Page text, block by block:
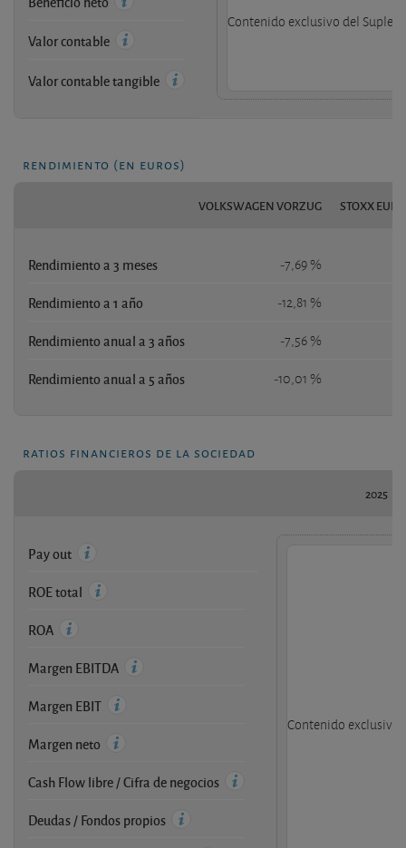
Contenido exclusivo del
Valor contable
Valor contable tangible
rendimiento (en euros)
VOLKSWAGEN VORZUG STOXX
Rendimiento a 3 meses -7,69 %
Rendimiento a 1 año -12,81 %
Rendimiento anual a 3 años -7,56 %
Rendimiento anual a 5 años -10,01 %
ratios financieros de la sociedad
2025
Pay out
Contenido exclusivo
ROE total
ROA
Margen EBITDA
Margen EBIT
Margen neto
Cash Flow libre / Cifra de negocios
Deudas / Fondos propios